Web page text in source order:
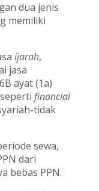
dua jenis
memiliki
ijarah,
jasa
ayat (1a)
financial
tidak
sewa,
dari
bebas PPN.